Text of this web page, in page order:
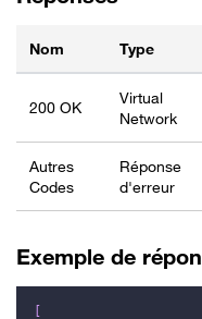
Nom Type
200 OK
Virtual
Network
Autres
Codes
Réponse
d'erreur
Exemple de